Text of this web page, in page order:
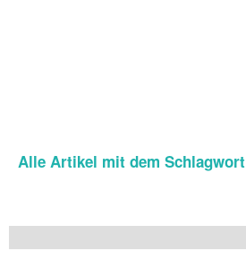
Alle Artikel mit dem